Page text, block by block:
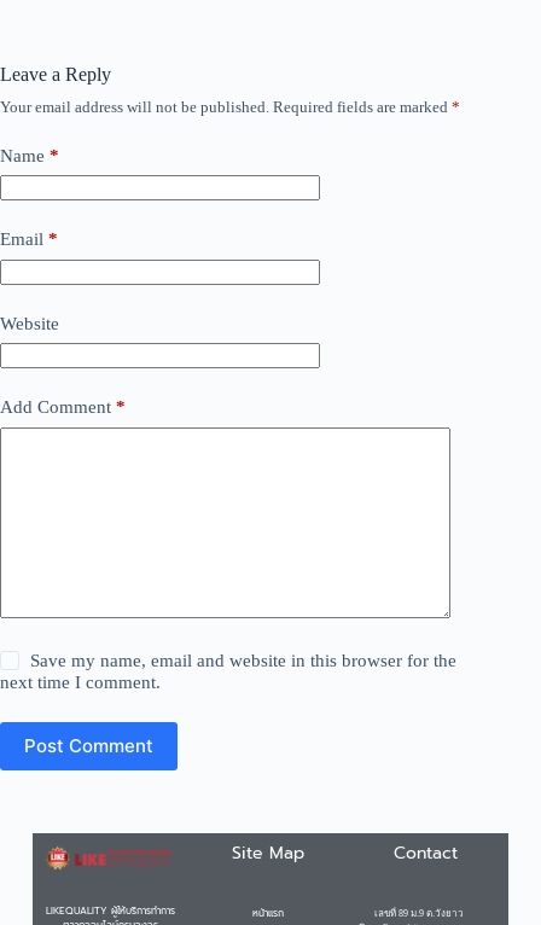
Leave a Reply
Your email address will not be published. Required fields are marked *
Name *
Email *
Website
Add Comment *
Save my name, email and website in this browser for the
next time I comment.
Post Comment
LIKEQUALITY ผู้ให้บริการทำการ
Site Map
หน้าแรก
Contact
เลขที่ 89 ม.9 ต.วังยาว